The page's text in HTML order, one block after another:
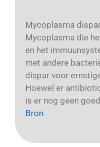
Mycoplasma
Mycoplasma die
en het
met andere
dispar voor
Hoewel er
is er nog geen
Bron